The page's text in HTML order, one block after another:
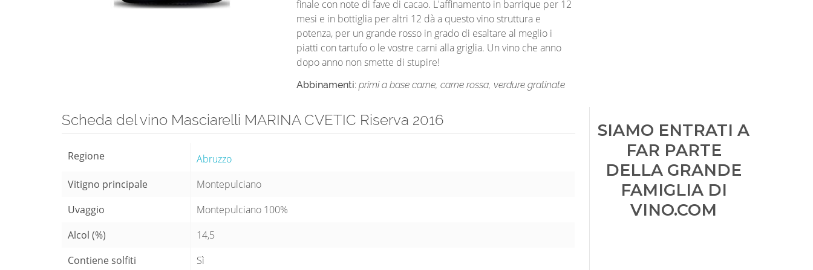
finale con note di fave di cacao. L'affinamento in barrique per 12
mesi e in bottiglia per altri 12 dà a questo vino struttura e
potenza, per un grande rosso in grado di esaltare al meglio i
piatti con tartufo o le vostre carni alla griglia. Un vino che anno
dopo anno non smette di stupire!
Abbinamenti: primi a base carne, carne rossa, verdure gratinate
Scheda del vino Masciarelli MARINA CVETIC Riserva 2016
Regione
Abruzzo
Vitigno principale
Montepulciano
Uvaggio
Montepulciano 100%
Alcol (%)
14,5
Contiene solfiti
Sì
SIAMO ENTRATI A
FAR PARTE
DELLA GRANDE
FAMIGLIA DI
VINO.COM